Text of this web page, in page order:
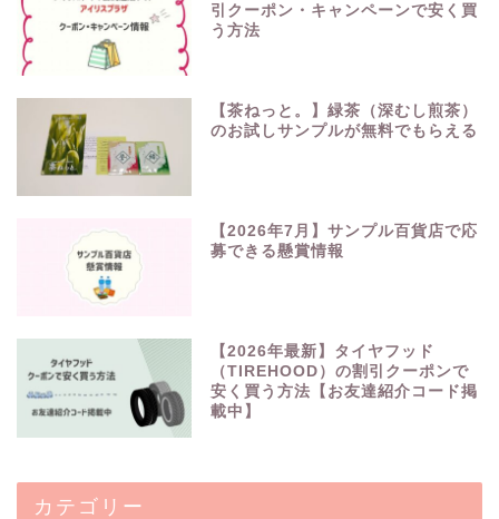
引クーポン・キャンペーンで安く買
う方法
【茶ねっと。】緑茶（深むし煎茶）
のお試しサンプルが無料でもらえる
【2026年7月】サンプル百貨店で応
募できる懸賞情報
【2026年最新】タイヤフッド
（TIREHOOD）の割引クーポンで
安く買う方法【お友達紹介コード掲
載中】
カテゴリー